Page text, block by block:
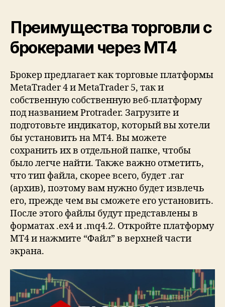
Преимущества торговли с
брокерами через MT4
Брокер предлагает как торговые платформы
MetaTrader 4 и MetaTrader 5, так и
собственную собственную веб-платформу
под названием Protrader. Загрузите и
подготовьте индикатор, который вы хотели
бы установить на MT4. Вы можете
сохранить их в отдельной папке, чтобы
было легче найти. Также важно отметить,
что тип файла, скорее всего, будет .rar
(архив), поэтому вам нужно будет извлечь
его, прежде чем вы сможете его установить.
После этого файлы будут представлены в
форматах .ex4 и .mq4.2. Откройте платформу
MT4 и нажмите “Файл” в верхней части
экрана.